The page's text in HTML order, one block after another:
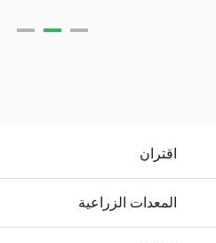
اقتران
المعدات الزراعية